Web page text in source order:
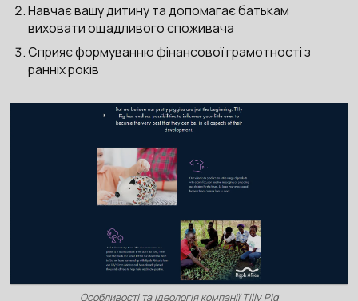
Навчає вашу дитину та допомагає батькам
виховати ощадливого споживача
Сприяє формуванню фінансової грамотності з
ранніх років
Особливості та ідеологія компанії Tilly Pig